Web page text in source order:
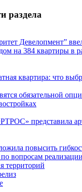
раздела
Девелопмент”
на 384 квартиры в
квартира: что
обязательной
представила
повысить
вопросам
территорий